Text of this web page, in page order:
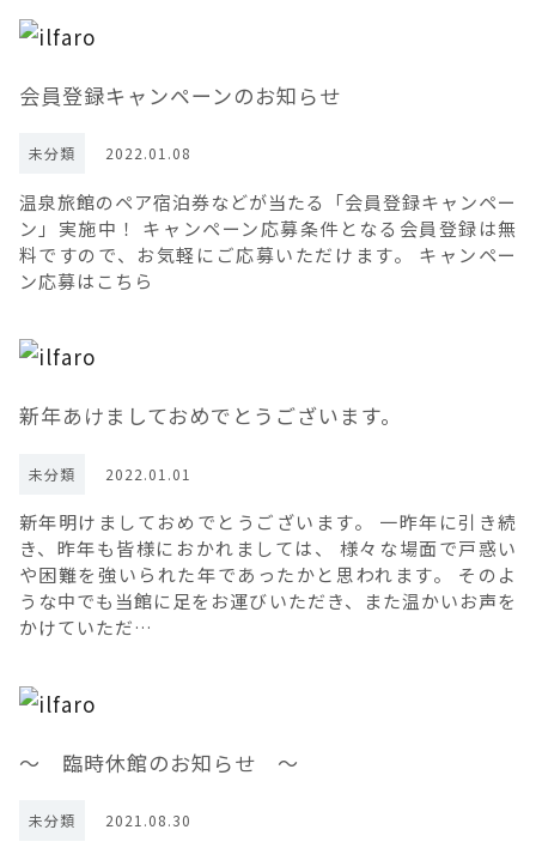
会員登録キャンペーンのお知らせ
未分類 2022.01.08
温泉旅館のペア宿泊券などが当たる「会員登録キャンペー
ン」実施中！ キャンペーン応募条件となる会員登録は無
料ですので、お気軽にご応募いただけます。 キャンペー
ン応募はこちら
新年あけましておめでとうございます。
未分類 2022.01.01
新年明けましておめでとうございます。 一昨年に引き続
き、昨年も皆様におかれましては、 様々な場面で戸惑い
や困難を強いられた年であったかと思われます。 そのよ
うな中でも当館に足をお運びいただき、また温かいお声を
かけていただ…
～ 臨時休館のお知らせ ～
未分類 2021.08.30